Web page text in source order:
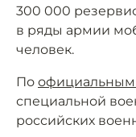
300 000
в ряды армии
человек.
По
специальной
российских